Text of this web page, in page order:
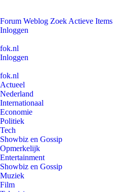
Forum Weblog Zoek Actieve Items
Inloggen
fok.nl
Inloggen
fok.nl
Actueel
Nederland
Internationaal
Economie
Politiek
Tech
Showbiz en Gossip
Opmerkelijk
Entertainment
Showbiz en Gossip
Muziek
Film